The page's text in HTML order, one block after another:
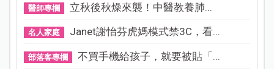
醫師專欄 立秋後秋燥來襲！中醫教養肺...
名人家庭 Janet謝怡芬虎媽模式禁3C，看...
部落客專欄 不買手機給孩子，就要被貼「...